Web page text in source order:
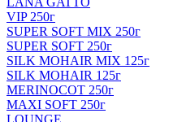
VIP 250г
SUPER SOFT MIX 250г
SUPER SOFT 250г
SILK MOHAIR MIX 125г
SILK MOHAIR 125г
MERINOCOT 250г
MAXI SOFT 250г
LOUNGE